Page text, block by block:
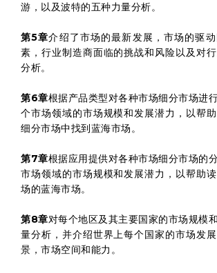
游，以及波特的五种力量分析。
第5章介绍了市场的最新发展，市场的驱
素，行业制造商面临的挑战和风险以及对
分析。
第6章根据产品类型对各种市场细分市场进
个市场领域的市场规模和发展潜力，以帮
细分市场中找到蓝海市场。
第7章根据应用提供对各种市场细分市场的
市场领域的市场规模和发展潜力，以帮助
场的蓝海市场。
第8章对每个地区及其主要国家的市场规模
量分析，并介绍世界上每个国家的市场发
景，市场空间和能力。